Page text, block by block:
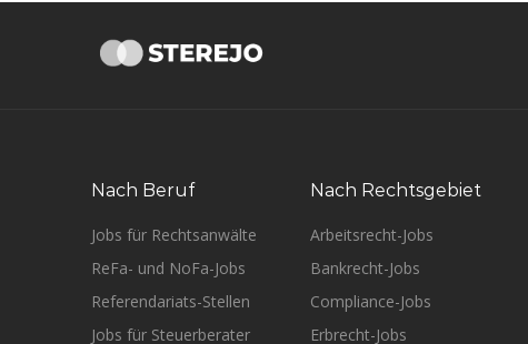
Nach Beruf
Jobs für Rechtsanwälte
ReFa- und NoFa-Jobs
Referendariats-Stellen
Jobs für Steuerberater
Nach Rechtsgebiet
Arbeitsrecht-Jobs
Bankrecht-Jobs
Compliance-Jobs
Erbrecht-Jobs